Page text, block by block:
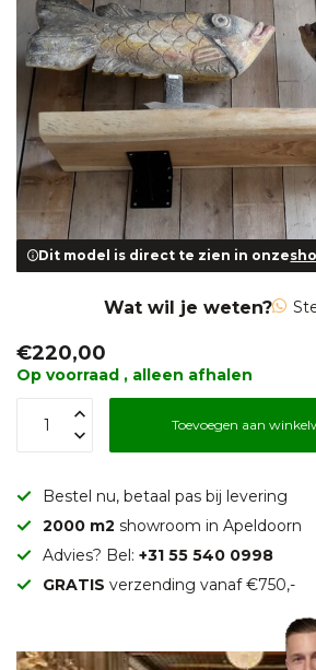
Dit model is direct te zien in onze
Wat wil je weten?
€220,00
Op voorraad , alleen afhalen
Toevoegen aan
Bestel nu, betaal pas bij levering
2000 m2 showroom in Apeldoorn
Advies? Bel: +31 55 540 0998
GRATIS verzending vanaf €750,-